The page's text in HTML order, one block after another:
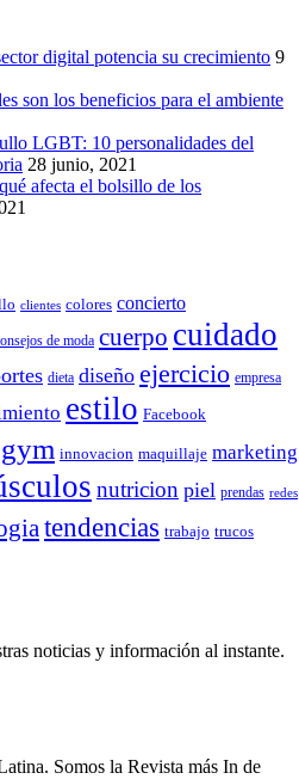
digital potencia su crecimiento 9
son los beneficios para el ambiente
LGBT: 10 personalidades del
28 junio, 2021
afecta el bolsillo de los
clientes colores concierto
de moda cuerpo cuidado
dieta diseño ejercicio empresa
estilo Facebook
gym innovacion maquillaje marketing
nutricion piel prendas redes
tendencias trabajo trucos
noticias y información al instante.
Somos la Revista más In de